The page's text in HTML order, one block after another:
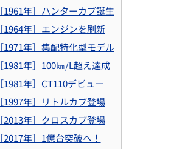
［1961年］ハンターカブ誕生
［1964年］エンジンを刷新
［1971年］集配特化型モデル
［1981年］100㎞/L超え達成
［1981年］CT110デビュー
［1997年］リトルカブ登場
［2013年］クロスカブ登場
［2017年］1億台突破へ！